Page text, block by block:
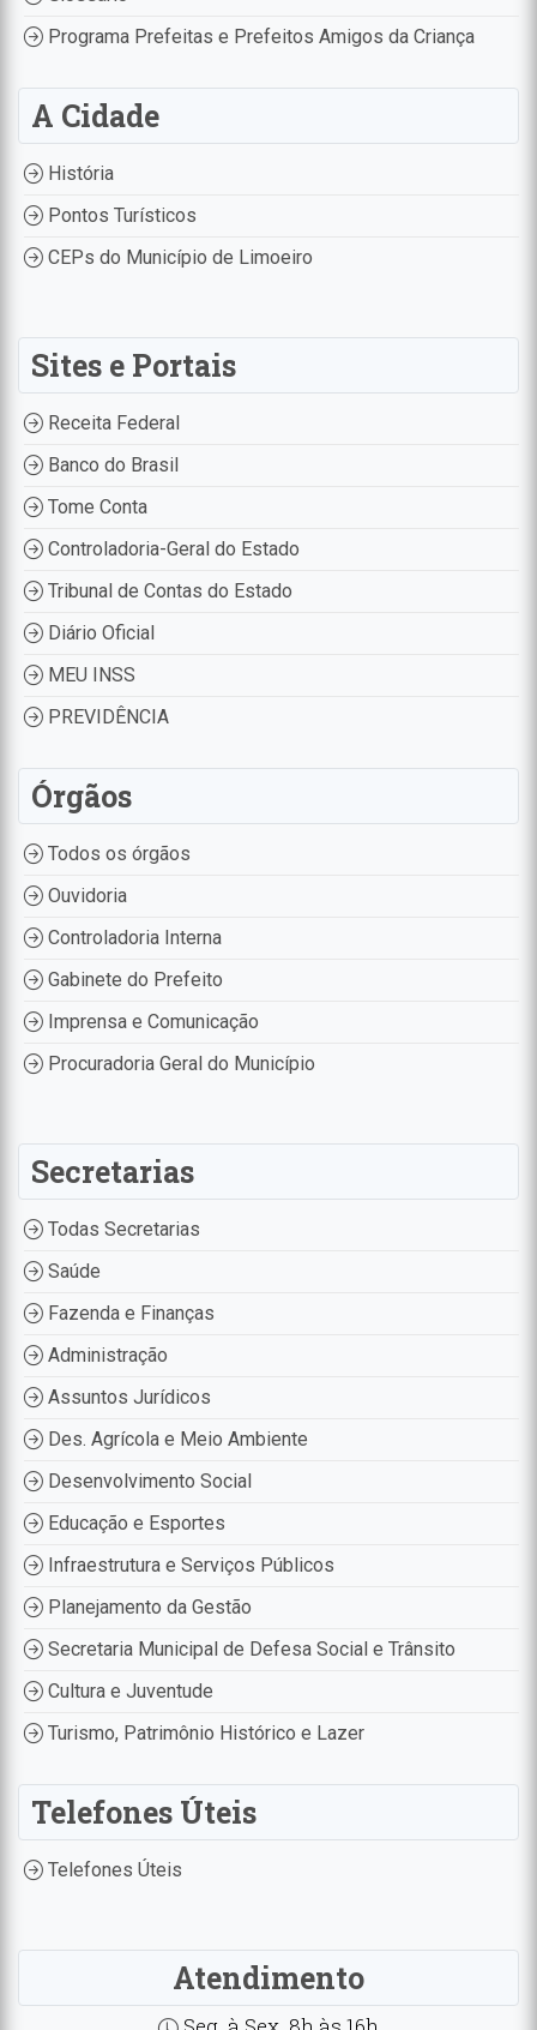
Programa Prefeitas e Prefeitos Amigos da Criança
A Cidade
História
Pontos Turísticos
CEPs do Município de Limoeiro
Sites e Portais
Receita Federal
Banco do Brasil
Tome Conta
Controladoria-Geral do Estado
Tribunal de Contas do Estado
Diário Oficial
MEU INSS
PREVIDÊNCIA
Órgãos
Todos os órgãos
Ouvidoria
Controladoria Interna
Gabinete do Prefeito
Imprensa e Comunicação
Procuradoria Geral do Município
Secretarias
Todas Secretarias
Saúde
Fazenda e Finanças
Administração
Assuntos Jurídicos
Des. Agrícola e Meio Ambiente
Desenvolvimento Social
Educação e Esportes
Infraestrutura e Serviços Públicos
Planejamento da Gestão
Secretaria Municipal de Defesa Social e Trânsito
Cultura e Juventude
Turismo, Patrimônio Histórico e Lazer
Telefones Úteis
Telefones Úteis
Atendimento